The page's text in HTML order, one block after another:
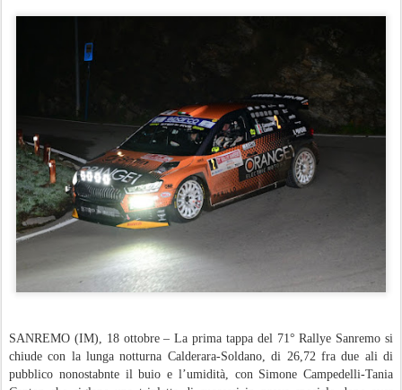
SANREMO (IM), 18 ottobre – La prima tappa del 71° Rallye Sanremo si
chiude con la lunga notturna Calderara-Soldano, di 26,72 fra due ali di
pubblico nonostabnte il buio e l’umidità, con Simone Campedelli-Tania